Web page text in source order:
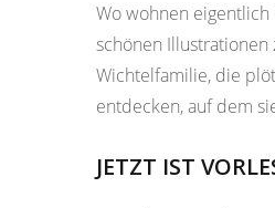
Wo wohnen
schönen
Wichtelfamilie, die
entdecken, auf dem
JETZT IST